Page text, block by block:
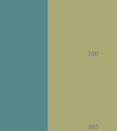
100
105